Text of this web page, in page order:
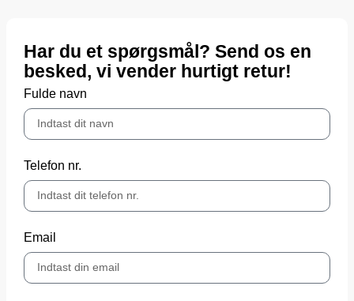
Har du et spørgsmål? Send os en
besked, vi vender hurtigt retur!
Fulde navn
Telefon nr.
Email